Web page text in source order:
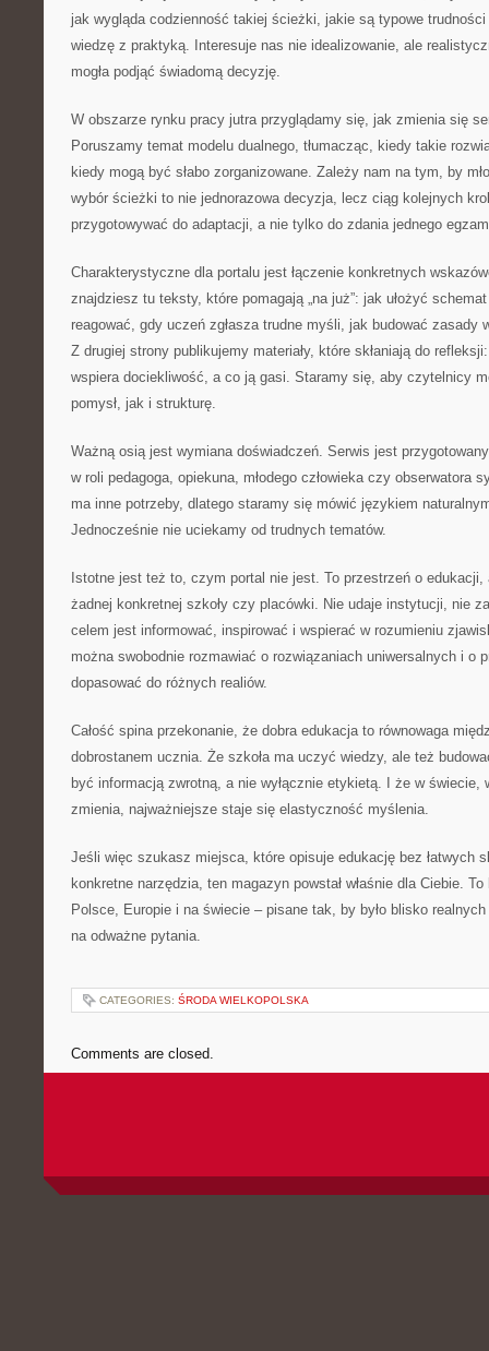
jak wygląda codzienność takiej ścieżki, jakie są typowe
wiedzę z praktyką. Interesuje nas nie idealizowanie, ale
mogła podjąć świadomą decyzję.
W obszarze rynku pracy jutra przyglądamy się, jak zmienia się
Poruszamy temat modelu dualnego, tłumacząc, kiedy takie
kiedy mogą być słabo zorganizowane. Zależy nam na tym, by
wybór ścieżki to nie jednorazowa decyzja, lecz ciąg kolejnych
przygotowywać do adaptacji, a nie tylko do zdania jednego
Charakterystyczne dla portalu jest łączenie konkretnych
znajdziesz tu teksty, które pomagają „na już”: jak ułożyć
reagować, gdy uczeń zgłasza trudne myśli, jak budować zasady
Z drugiej strony publikujemy materiały, które skłaniają do
wspiera dociekliwość, a co ją gasi. Staramy się, aby czytelnicy
pomysł, jak i strukturę.
Ważną osią jest wymiana doświadczeń. Serwis jest
w roli pedagoga, opiekuna, młodego człowieka czy obserwatora
ma inne potrzeby, dlatego staramy się mówić językiem
Jednocześnie nie uciekamy od trudnych tematów.
Istotne jest też to, czym portal nie jest. To przestrzeń o edukacji,
żadnej konkretnej szkoły czy placówki. Nie udaje instytucji, nie
celem jest informować, inspirować i wspierać w rozumieniu
można swobodnie rozmawiać o rozwiązaniach uniwersalnych i o
dopasować do różnych realiów.
Całość spina przekonanie, że dobra edukacja to równowaga
dobrostanem ucznia. Że szkoła ma uczyć wiedzy, ale też
być informacją zwrotną, a nie wyłącznie etykietą. I że w
zmienia, najważniejsze staje się elastyczność myślenia.
Jeśli więc szukasz miejsca, które opisuje edukację bez łatwych
konkretne narzędzia, ten magazyn powstał właśnie dla Ciebie.
Polsce, Europie i na świecie – pisane tak, by było blisko
na odważne pytania.
CATEGORIES: ŚRODA WIELKOPOLSKA
Comments are closed.